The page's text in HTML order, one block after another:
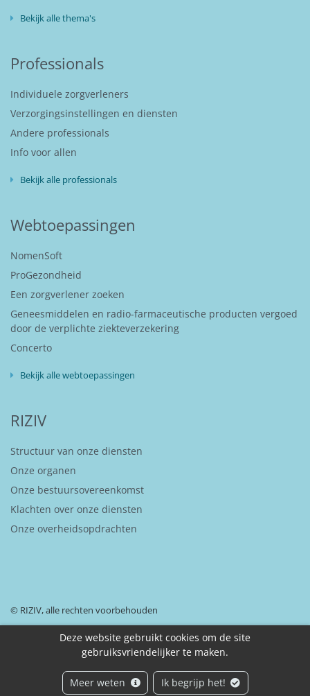
Deze website gebruikt cookies om de site
gebruiksvriendelijker te maken.
Meer weten Ik begrijp het!
Bekijk alle thema's
Professionals
Individuele zorgverleners
Verzorgingsinstellingen en diensten
Andere professionals
Info voor allen
Bekijk alle professionals
Webtoepassingen
NomenSoft
ProGezondheid
Een zorgverlener zoeken
Geneesmiddelen en radio-farmaceutische producten vergoed
door de verplichte ziekteverzekering
Concerto
Bekijk alle webtoepassingen
RIZIV
Structuur van onze diensten
Onze organen
Onze bestuursovereenkomst
Klachten over onze diensten
Onze overheidsopdrachten
© RIZIV, alle rechten voorbehouden
Toegankelijkheidsverklaring
Beveiliging van uw persoonsgegevens